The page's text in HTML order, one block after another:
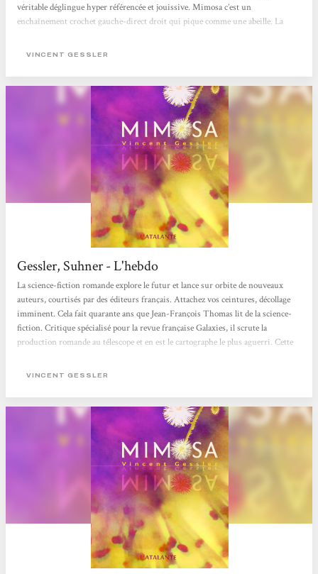
véritable déglingue hyper référencée et jouissive. Mimosa c’est un
enchaînement crochet gauche-direct droit qui pique comme une abeille. La
Slurp, c’est bon comme un plat épicé. Tout commence en fait comme une série
VINCENT GESSLER
Gessler, Suhner - L'hebdo
La science-fiction romande explore le futur et lance sur orbite de nouveaux
auteurs, courtisés par des éditeurs français. Attachez vos ceintures, décollage
imminent. Cela fait quarante ans que Jean-François Thomas lit de la science-
fiction. Critique spécialisé pour la revue française Galaxies, il scrute la
production romande au télescope et en est le cartographe le plus aguerri. Cette
sur coup, quatre publications. Le genre, déclaré moribond au niveau mondial
VINCENT GESSLER